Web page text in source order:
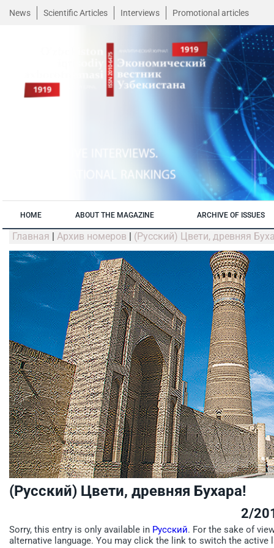
News Scientific Articles Interviews Promotional articles
HOME ABOUT THE MAGAZINE ARCHIVE OF ISSUES
Главная | Архив номеров | (Русский) Цвети, древняя
(Русский) Цвети, древняя Бухара!
2/
Sorry, this entry is only available in Русский. For the sake of
alternative language. You may click the link to switch the active